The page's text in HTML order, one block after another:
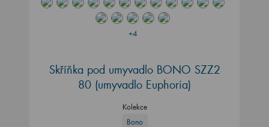
+4
Skříňka pod umyvadlo BONO SZZ2
80 (umyvadlo Euphoria)
Kolekce
Bono